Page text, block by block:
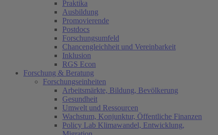
Praktika
Ausbildung
Promovierende
Postdocs
Forschungsumfeld
Chancengleichheit und Vereinbarkeit
Inklusion
RGS Econ
Forschung & Beratung
Forschungseinheiten
Arbeitsmärkte, Bildung, Bevölkerung
Gesundheit
Umwelt und Ressourcen
Wachstum, Konjunktur, Öffentliche Finanzen
Policy Lab Klimawandel, Entwicklung,